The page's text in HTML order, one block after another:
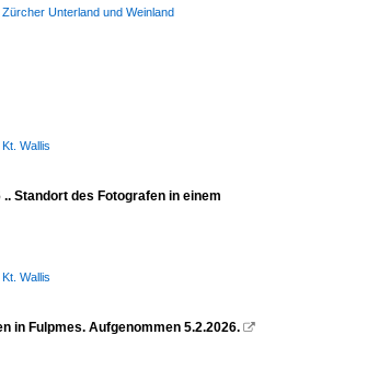
Unterland und Weinland
Wallis
Standort des Fotografen in einem
Wallis
in Fulpmes. Aufgenommen 5.2.2026. 